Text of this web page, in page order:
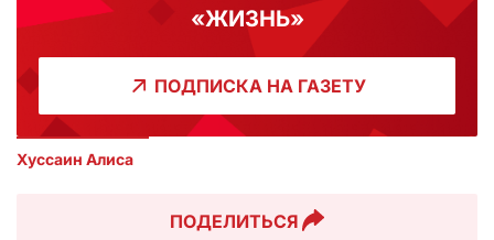
«ЖИЗНЬ»
ПОДПИСКА НА ГАЗЕТУ
Хуссаин Алиса
ПОДЕЛИТЬСЯ